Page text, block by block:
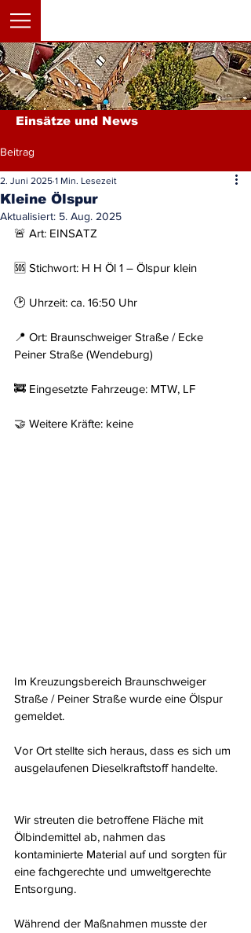
Einsätze und News
Beitrag
Kleine Ölspur
2. Juni 2025 1 Min. Lesezeit
Aktualisiert: 5. Aug. 2025
🚨 Art: EINSATZ
🆘 Stichwort: H H Öl 1 – Ölspur klein
🕑 Uhrzeit: ca. 16:50 Uhr
📍 Ort: Braunschweiger Straße / Ecke
Peiner Straße (Wendeburg)
🚒 Eingesetzte Fahrzeuge: MTW, LF
🤝 Weitere Kräfte: keine
Im Kreuzungsbereich Braunschweiger
Straße / Peiner Straße wurde eine Ölspur
gemeldet.
Vor Ort stellte sich heraus, dass es sich um
ausgelaufenen Dieselkraftstoff handelte.
Wir streuten die betroffene Fläche mit
Ölbindemittel ab, nahmen das
kontaminierte Material auf und sorgten für
eine fachgerechte und umweltgerechte
Entsorgung.
Während der Maßnahmen musste der